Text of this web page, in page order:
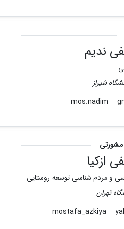
ندیم
شیراز
مشورتی
ازکیا
و مردم شناسی توسعه روستایی
تهران